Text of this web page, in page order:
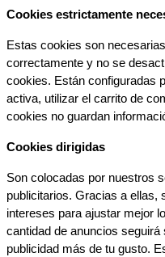
Cookies estrictamente
Estas cookies son
correctamente y no se
cookies. Están configuradas
activa, utilizar el carrito de
cookies no guardan
Cookies dirigidas
Son colocadas por nuestros
publicitarios. Gracias a ellas,
intereses para ajustar mejor
cantidad de anuncios
publicidad más de tu gusto.